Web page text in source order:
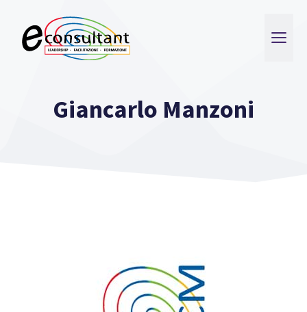
contenuto
Giancarlo Manzoni